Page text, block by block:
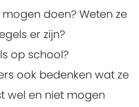
doen? Weten ze
er zijn?
op school?
ook bedenken wat ze
wel en niet mogen